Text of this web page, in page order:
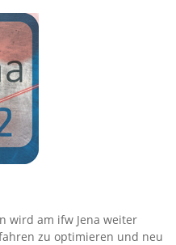
wird am ifw Jena weiter
zu optimieren und neu